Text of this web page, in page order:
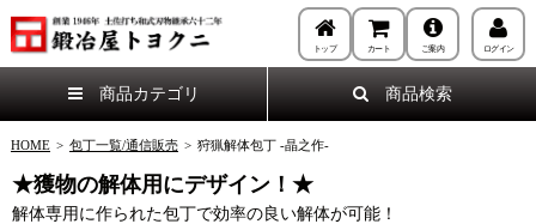
トップ カート ご案内 ログイン
商品カテゴリ 商品検索
HOME > 包丁一覧/通信販売 > 狩猟解体包丁 -晶之作-
★獲物の解体用にデザイン！★
解体専用に作られた包丁で効率の良い解体が可能！